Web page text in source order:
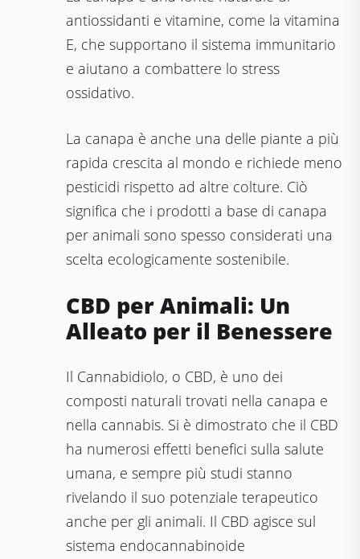
antiossidanti e vitamine, come la vitamina
E, che supportano il sistema immunitario
e aiutano a combattere lo stress
ossidativo.
La canapa è anche una delle piante a più
rapida crescita al mondo e richiede meno
pesticidi rispetto ad altre colture. Ciò
significa che i prodotti a base di canapa
per animali sono spesso considerati una
scelta ecologicamente sostenibile.
CBD per Animali: Un
Alleato per il Benessere
Il Cannabidiolo, o CBD, è uno dei
composti naturali trovati nella canapa e
nella cannabis. Si è dimostrato che il CBD
ha numerosi effetti benefici sulla salute
umana, e sempre più studi stanno
rivelando il suo potenziale terapeutico
anche per gli animali. Il CBD agisce sul
sistema endocannabinoide